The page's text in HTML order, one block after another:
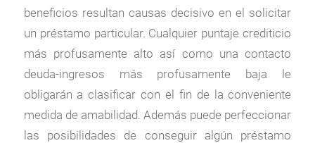
beneficios resultan causas decisivo en el solicitar
un préstamo particular. Cualquier puntaje crediticio
más profusamente alto así­ como una contacto
deuda-ingresos más profusamente baja le
obligarán a clasificar con el fin de la conveniente
medida de amabilidad. Además puede perfeccionar
las posibilidades de conseguir algún préstamo